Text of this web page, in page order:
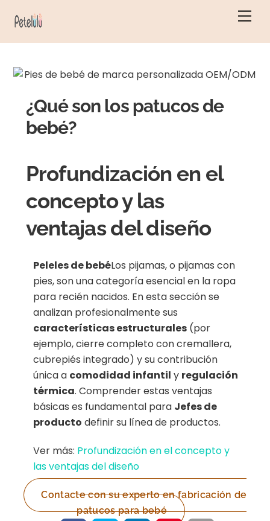
¿Qué son los patucos de
bebé?
Profundización en el
concepto y las
ventajas del diseño
Peleles de bebéLos pijamas, o pijamas con
pies, son una categoría esencial en la ropa
para recién nacidos. En esta sección se
analizan profesionalmente sus
características estructurales (por
ejemplo, cierre completo con cremallera,
cubrepiés integrado) y su contribución
única a comodidad infantil y regulación
térmica. Comprender estas ventajas
básicas es fundamental para Jefes de
producto definir su línea de productos.
Ver más: Profundización en el concepto y
las ventajas del diseño
Contacte con su experto en fabricación de
patucos para bebé